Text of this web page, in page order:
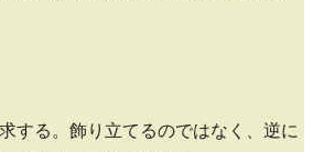
する。飾り立てるのではなく、逆に